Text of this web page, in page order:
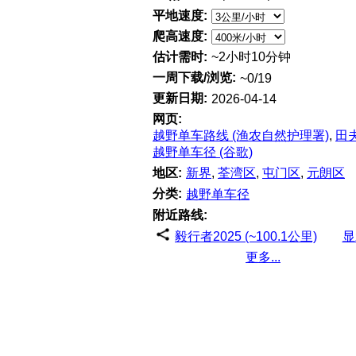
平地速度:
爬高速度:
估计需时: ~2小时10分钟
一周下载/浏览: ~0/19
更新日期: 2026-04-14
网页:
越野单车路线 (渔农自然护理署), 田
越野单车径 (谷歌)
地区: 新界, 荃湾区, 屯门区, 元朗区
分类: 越野单车径
附近路线:
毅行者2025 (~100.1公里)
更多...